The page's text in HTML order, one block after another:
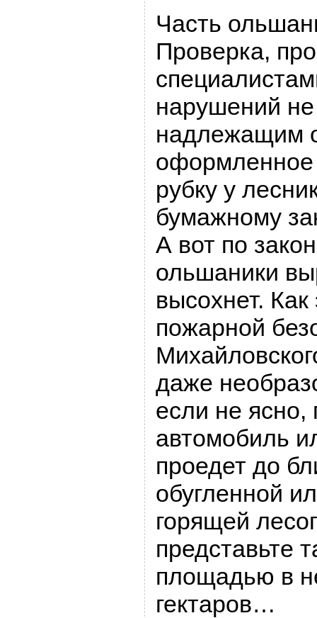
Часть
Проверка,
нарушений
надлежащим
оформленное
рубку у
бумажному
А вот по
ольшаники
высохнет.
пожарной
даже
если не ясно,
автомобиль
проедет до
обугленной
горящей
представьте
площадью в
гектаров…